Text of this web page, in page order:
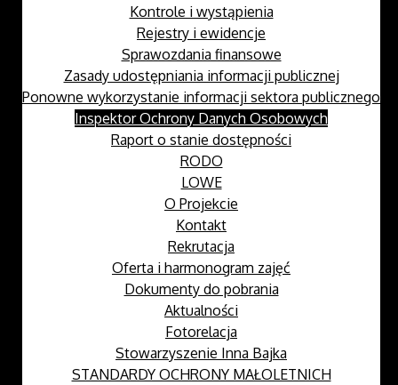
Kontrole i wystąpienia
Rejestry i ewidencje
Sprawozdania finansowe
Zasady udostępniania informacji publicznej
Ponowne wykorzystanie informacji sektora publicznego
Inspektor Ochrony Danych Osobowych
Raport o stanie dostępności
RODO
LOWE
O Projekcie
Kontakt
Rekrutacja
Oferta i harmonogram zajęć
Dokumenty do pobrania
Aktualności
Fotorelacja
Stowarzyszenie Inna Bajka
STANDARDY OCHRONY MAŁOLETNICH